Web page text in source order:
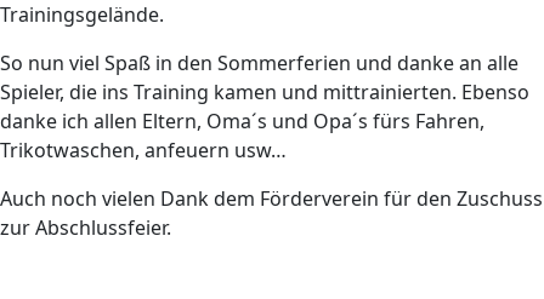
Trainingsgelände.
So nun viel Spaß in den Sommerferien und danke an alle
Spieler, die ins Training kamen und mittrainierten. Ebenso
danke ich allen Eltern, Oma´s und Opa´s fürs Fahren,
Trikotwaschen, anfeuern usw…
Auch noch vielen Dank dem Förderverein für den Zuschuss
zur Abschlussfeier.